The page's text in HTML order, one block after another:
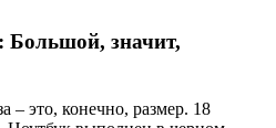
Большой, значит,
– это, конечно, размер. 18